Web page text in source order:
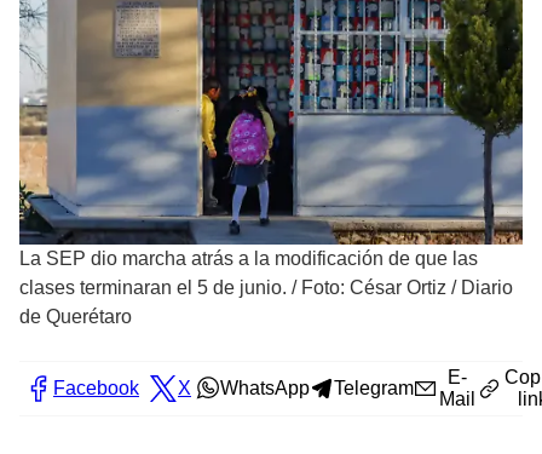
La SEP dio marcha atrás a la modificación de que las
clases terminaran el 5 de junio. / Foto: César Ortiz / Diario
de Querétaro
Facebook X WhatsApp Telegram
E-
Mail